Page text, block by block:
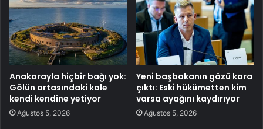
Anakarayla hiçbir bağı yok:
Gölün ortasındaki kale
kendi kendine yetiyor
Ağustos 5, 2026
Yeni başbakanın gözü kara
çıktı: Eski hükümetten kim
varsa ayağını kaydırıyor
Ağustos 5, 2026